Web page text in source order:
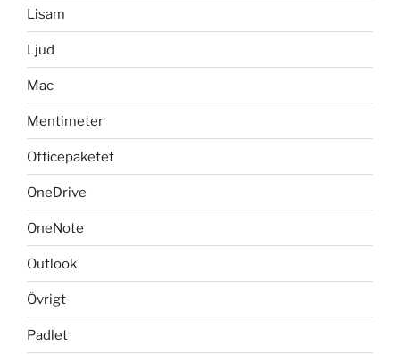
Lisam
Ljud
Mac
Mentimeter
Officepaketet
OneDrive
OneNote
Outlook
Övrigt
Padlet